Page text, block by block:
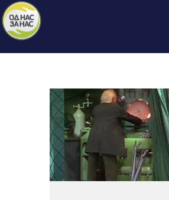
ЗА НАС
НАШЕ ПРАВО
ОБЈАВИ
ПРОЕКТИ
КОНТАКТ